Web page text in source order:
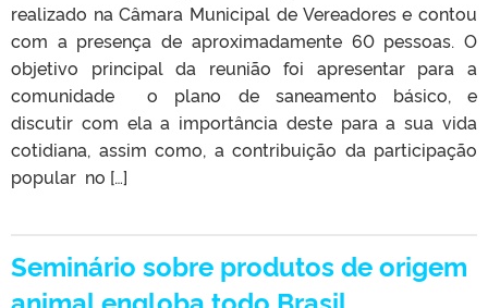
realizado na Câmara Municipal de Vereadores e contou
com a presença de aproximadamente 60 pessoas. O
objetivo principal da reunião foi apresentar para a
comunidade o plano de saneamento básico, e
discutir com ela a importância deste para a sua vida
cotidiana, assim como, a contribuição da participação
popular no […]
Seminário sobre produtos de origem